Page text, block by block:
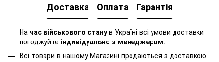
Доставка Оплата Гарантія
На час військового стану в Україні всі умови доставки
погоджуйте індивідуально з менеджером.
Всі товари в нашому Магазині продаються з доставкою